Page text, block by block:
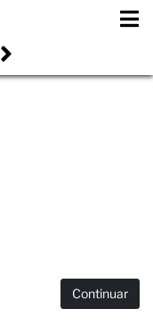
Continuar